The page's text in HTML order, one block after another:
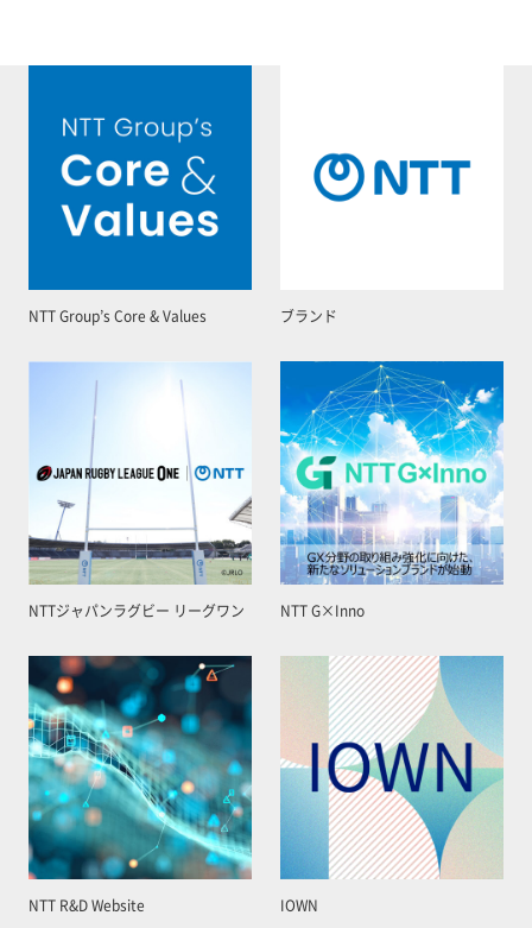
NTT Group’s Core & Values ブランド
NTTジャパンラグビー リーグワン NTT G×Inno
NTT R&D Website IOWN